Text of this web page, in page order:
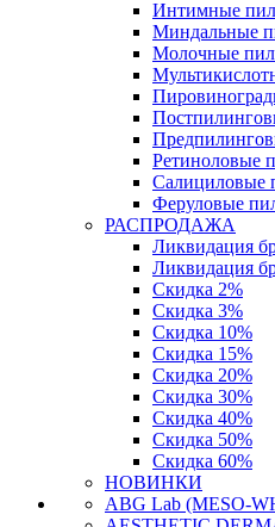
Интимные
Миндальные
Молочные
Ретиноловые
Салициловые
Феруловые
РАСПРОДАЖА
Ликвидация
Ликвидация
Скидка 2%
Скидка 3%
Скидка 10%
Скидка 15%
Скидка 20%
Скидка 30%
Скидка 40%
Скидка 50%
Скидка 60%
НОВИНКИ
ABG Lab (MESO-